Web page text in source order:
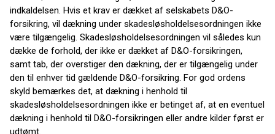
indkaldelsen. Hvis et krav er dækket af selskabets D&O-
forsikring, vil dækning under skadesløsholdelsesordningen ikke
være tilgængelig. Skadesløs­holdelses­ordningen vil således kun
dække de forhold, der ikke er dækket af D&O-forsikringen,
samt tab, der overstiger den dækning, der er tilgængelig under
den til enhver tid gældende D&O-forsikring. For god ordens
skyld bemærkes det, at dækning i henhold til
skadesløsholdelsesordningen ikke er betinget af, at en eventuel
dækning i henhold til D&O-forsikringen eller andre kilder først er
udtømt.